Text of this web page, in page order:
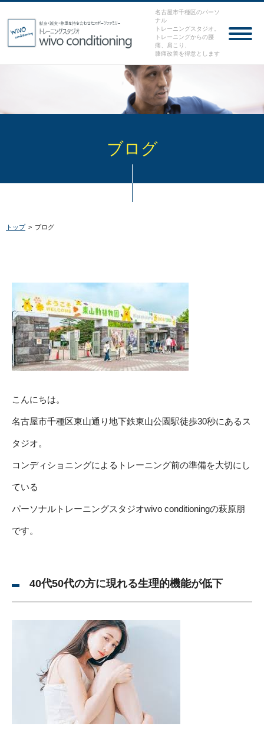
名古屋市千種区のパーソ
ナル
トレーニングスタジオ。
トレーニングからの腰
痛、肩こり、
膝痛改善を得意とします
ブログ
トップ > ブログ
こんにちは。
名古屋市千種区東山通り地下鉄東山公園駅徒歩30秒にあるス
タジオ。
コンディショニングによるトレーニング前の準備を大切にし
ている
パーソナルトレーニングスタジオwivo conditioningの萩原朋
です。
40代50代の方に現れる生理的機能が低下